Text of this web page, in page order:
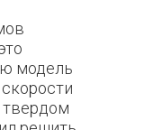
модель
твердом